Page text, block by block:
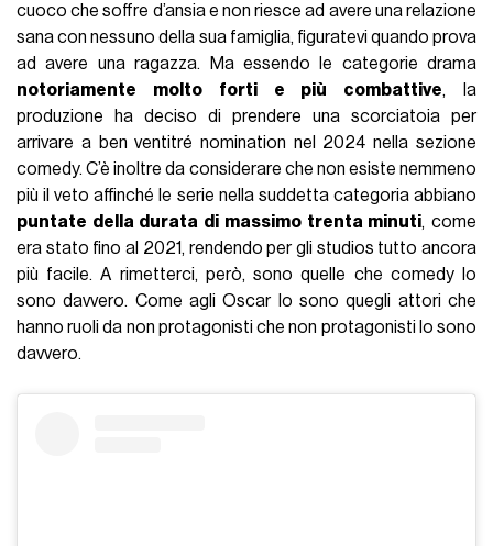
cuoco che soffre d’ansia e non riesce ad avere una relazione
sana con nessuno della sua famiglia, figuratevi quando prova
ad avere una ragazza. Ma essendo le categorie drama
notoriamente molto forti e più combattive, la
produzione ha deciso di prendere una scorciatoia per
arrivare a ben ventitré nomination nel 2024 nella sezione
comedy. C’è inoltre da considerare che non esiste nemmeno
più il veto affinché le serie nella suddetta categoria abbiano
puntate della durata di massimo trenta minuti, come
era stato fino al 2021, rendendo per gli studios tutto ancora
più facile. A rimetterci, però, sono quelle che comedy lo
sono davvero. Come agli Oscar lo sono quegli attori che
hanno ruoli da non protagonisti che non protagonisti lo sono
davvero.